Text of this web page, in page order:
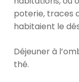
poterie, traces
habitaient le
Déjeuner à
thé.